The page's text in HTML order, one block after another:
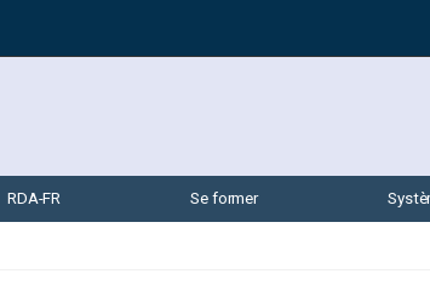
RDA-FR Se former